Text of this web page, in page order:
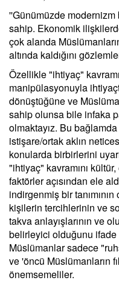
''Günümüzde modernizm
sahip. Ekonomik
çok alanda
altında kaldığını
Özellikle "ihtiyaç"
manipülasyonuyla
dönüştüğüne ve
sahip olunsa bile infaka
olmaktayız. Bu
istişare/ortak aklın
konularda birbirlerini
"ihtiyaç" kavramını
faktörler açısından ele
indirgenmiş bir
kişilerin tercihlerinin ve
takva anlayışlarının ve
belirleyici olduğunu
Müslümanlar sadece
ve 'öncü Müslümanların
önemsemeliler.